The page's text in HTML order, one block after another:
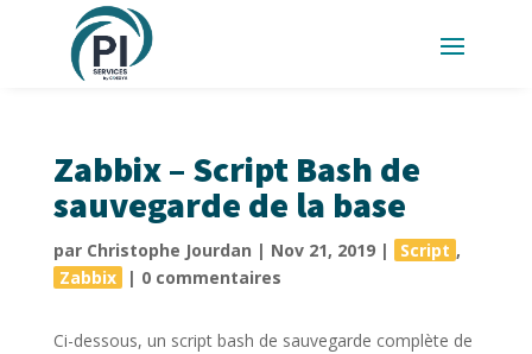
Zabbix – Script Bash de
sauvegarde de la base
par Christophe Jourdan | Nov 21, 2019| Script ,
Zabbix
| 0 commentaires
Ci-dessous, un script bash de sauvegarde complète de